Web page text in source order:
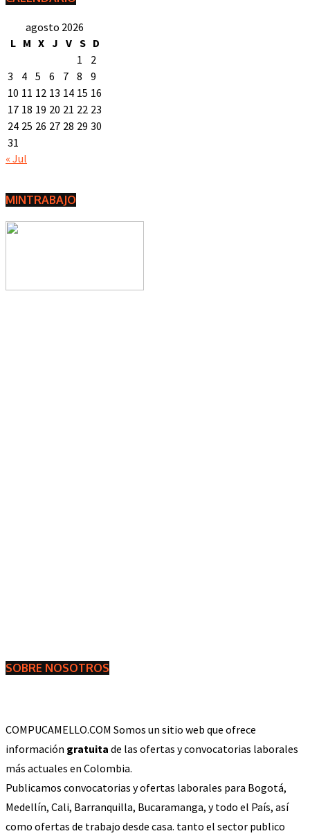
agosto 2026
L M X J V S D
1
2
3
4 5 6 7 8
9
10 11 12 13 14 15 16
17 18 19 20 21 22 23
24 25 26 27 28 29 30
31
« Jul
MINTRABAJO
SOBRE NOSOTROS
COMPUCAMELLO.COM Somos un sitio web que ofrece
información gratuita de las ofertas y convocatorias laborales
más actuales en Colombia.
Publicamos convocatorias y ofertas laborales para Bogotá,
Medellín, Cali, Barranquilla, Bucaramanga, y todo el País, así
como ofertas de trabajo desde casa. tanto el sector publico